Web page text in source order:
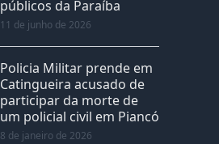
públicos da Paraíba
11 de junho de 2026
Policia Militar prende em
Catingueira acusado de
participar da morte de
um policial civil em Piancó
8 de janeiro de 2026